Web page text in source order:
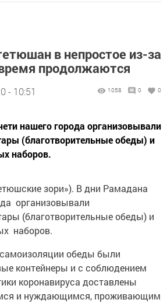
в непростое из-за
продолжаются
- 10:51 1058 0 0
нашего города организовывали
(благотворительные обеды) и
­наборов.
зори»). В дни Рамадана
организовывали
(благотворительные обеды) и
­наборов.
обеды были
контейнеры и с соблюдением
коронавируса доставлены
и нуждающимся, проживающим